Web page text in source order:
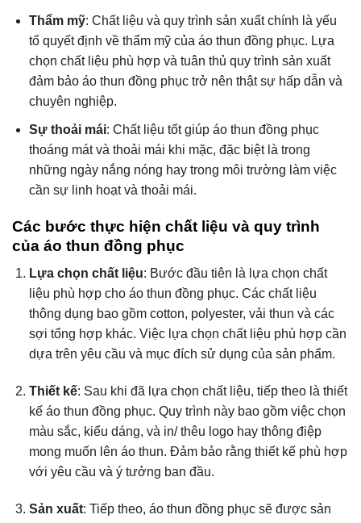
Thẩm mỹ: Chất liệu và quy trình sản xuất chính là yếu
tố quyết định về thẩm mỹ của áo thun đồng phục. Lựa
chọn chất liệu phù hợp và tuân thủ quy trình sản xuất
đảm bảo áo thun đồng phục trở nên thật sự hấp dẫn và
chuyên nghiệp.
Sự thoải mái: Chất liệu tốt giúp áo thun đồng phục
thoáng mát và thoải mái khi mặc, đặc biệt là trong
những ngày nắng nóng hay trong môi trường làm việc
cần sự linh hoạt và thoải mái.
Các bước thực hiện chất liệu và quy trình
của áo thun đồng phục
Lựa chọn chất liệu: Bước đầu tiên là lựa chọn chất
liệu phù hợp cho áo thun đồng phục. Các chất liệu
thông dụng bao gồm cotton, polyester, vải thun và các
sợi tổng hợp khác. Việc lựa chọn chất liệu phù hợp cần
dựa trên yêu cầu và mục đích sử dụng của sản phẩm.
Thiết kế: Sau khi đã lựa chọn chất liệu, tiếp theo là thiết
kế áo thun đồng phục. Quy trình này bao gồm việc chọn
màu sắc, kiểu dáng, và in/ thêu logo hay thông điệp
mong muốn lên áo thun. Đảm bảo rằng thiết kế phù hợp
với yêu cầu và ý tưởng ban đầu.
Sản xuất: Tiếp theo, áo thun đồng phục sẽ được sản